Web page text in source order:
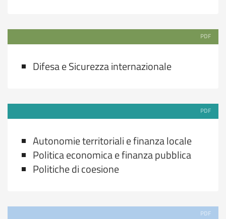
PDF
Difesa e Sicurezza internazionale
PDF
Autonomie territoriali e finanza locale
Politica economica e finanza pubblica
Politiche di coesione
PDF